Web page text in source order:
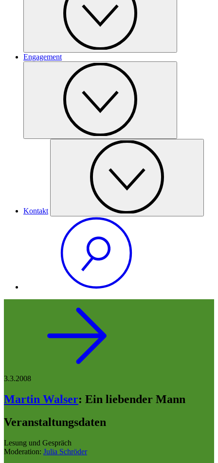
Engagement
Kontakt
3.3.2008
Martin Walser: Ein liebender Mann
Veranstaltungsdaten
Lesung und Gespräch
Moderation: Julia Schröder